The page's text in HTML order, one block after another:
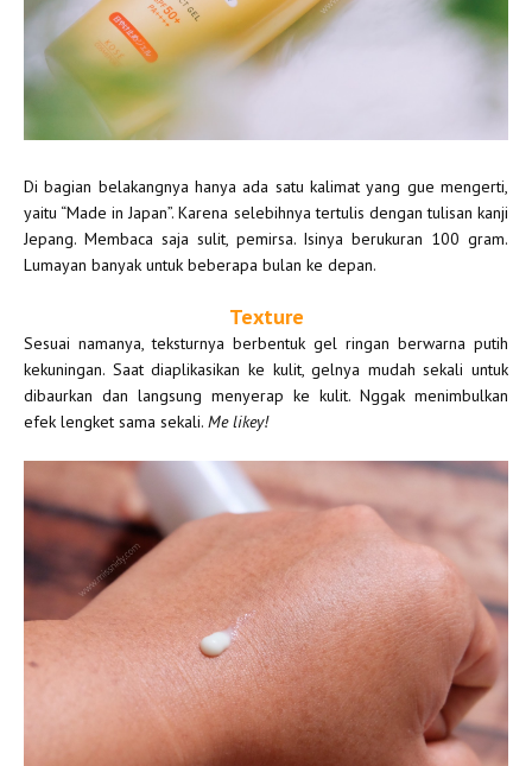
Di bagian belakangnya hanya ada satu kalimat yang gue mengerti,
yaitu “Made in Japan”. Karena selebihnya tertulis dengan tulisan kanji
Jepang. Membaca saja sulit, pemirsa. Isinya berukuran 100 gram.
Lumayan banyak untuk beberapa bulan ke depan.
Texture
Sesuai namanya, teksturnya berbentuk gel ringan berwarna putih
kekuningan. Saat diaplikasikan ke kulit, gelnya mudah sekali untuk
dibaurkan dan langsung menyerap ke kulit. Nggak menimbulkan
efek lengket sama sekali. Me likey!